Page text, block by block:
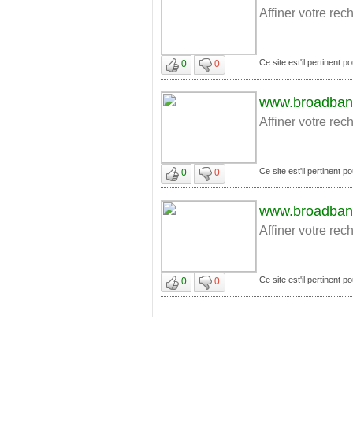
Affiner votre
0 0 Ce site est'il pertinent
Affiner votre
0 0 Ce site est'il pertinent
Affiner votre
0 0 Ce site est'il pertinent